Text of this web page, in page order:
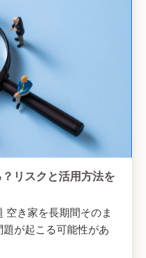
リスクと活用方法を
空き家を長期間そのま
が起こる可能性があ